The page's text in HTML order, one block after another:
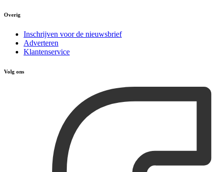
Overig
Inschrijven voor de nieuwsbrief
Adverteren
Klantenservice
Volg ons